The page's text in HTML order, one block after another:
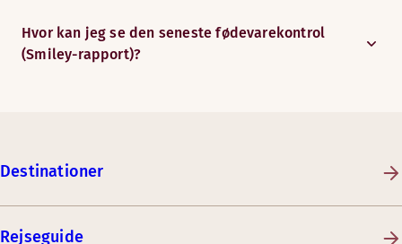
Hvor kan jeg se den seneste fødevarekontrol
(Smiley-rapport)?
Destinationer
Rejseguide